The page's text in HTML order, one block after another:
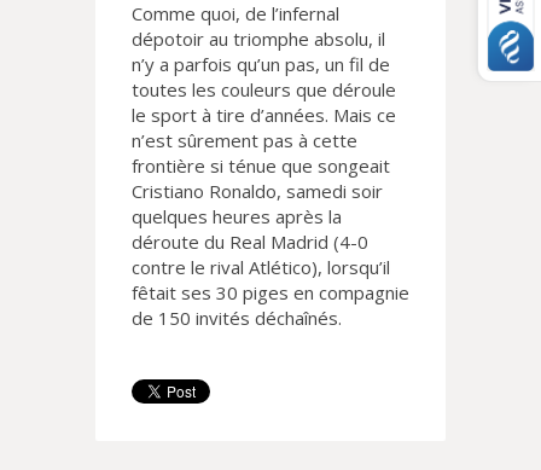
Comme quoi, de l’infernal
dépotoir au triomphe absolu, il
n’y a parfois qu’un pas, un fil de
toutes les couleurs que déroule
le sport à tire d’années. Mais ce
n’est sûrement pas à cette
frontière si ténue que songeait
Cristiano Ronaldo, samedi soir
quelques heures après la
déroute du Real Madrid (4-0
contre le rival Atlético), lorsqu’il
fêtait ses 30 piges en compagnie
de 150 invités déchaînés.